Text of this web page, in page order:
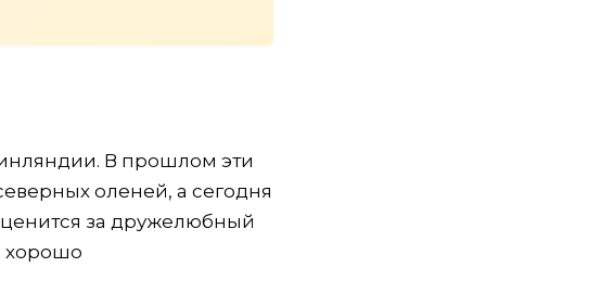
В прошлом эти
оленей, а сегодня
за дружелюбный
хорошо